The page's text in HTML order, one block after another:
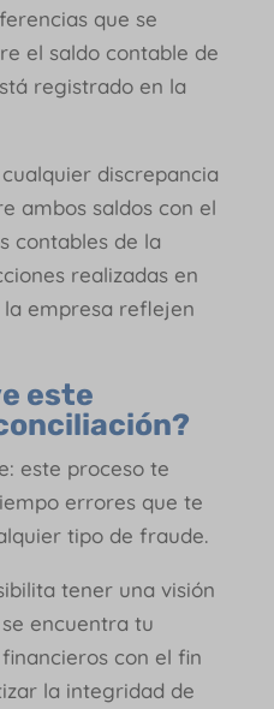
que se
el saldo contable de
registrado en la
discrepancia
ambos saldos con el
contables de la
realizadas en
empresa reflejen
este
este proceso te
errores que te
tipo de fraude.
tener una visión
encuentra tu
con el fin
la integridad de